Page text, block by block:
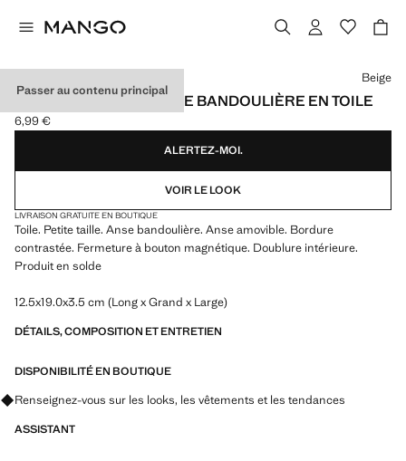
Passer au contenu principal
HOUSSE DE TÉLÉPHONE BANDOULIÈRE EN TOILE
Prix actuel [6,99 € ]
6,99 €
Choisissez une couleur
Beige
ALERTEZ-MOI.
VOIR LE LOOK
LIVRAISON GRATUITE EN BOUTIQUE
Toile. Petite taille. Anse bandoulière. Anse amovible. Bordure
contrastée. Fermeture à bouton magnétique. Doublure intérieure.
Produit en solde
12.5x19.0x3.5 cm (Long x Grand x Large)
DÉTAILS, COMPOSITION ET ENTRETIEN
DISPONIBILITÉ EN BOUTIQUE
Renseignez-vous sur les looks, les vêtements et les tendances
ASSISTANT